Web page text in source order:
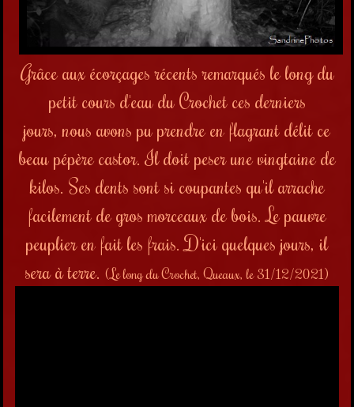
Grâce aux écorçages récents remarqués le long du
petit cours d'eau du Crochet ces derniers
jours,nous avons pu prendreen flagrant délit ce
beau pépère castor. Il doit peser une vingtaine de
kilos. Ses dents sont si coupantes qu'il arrache
facilement de gros morceaux de bois. Le pauvre
peuplier en fait les frais. D'ici quelques jours, il
sera à terre. (Le long du Crochet, Queaux, le 31/12/2021)